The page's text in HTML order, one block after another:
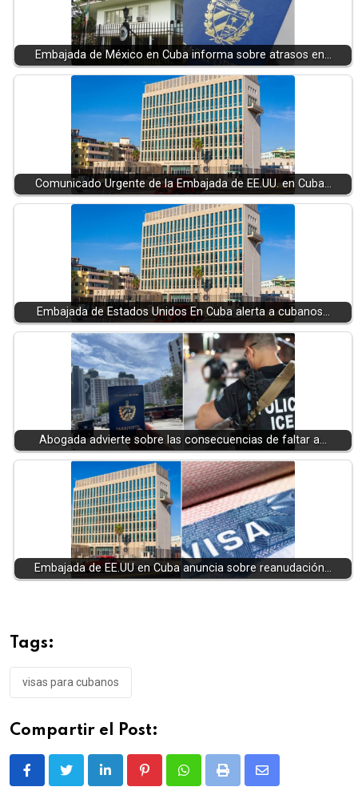
Embajada de México en Cuba informa sobre atrasos en…
Comunicado Urgente de la Embajada de EE.UU. en Cuba…
Embajada de Estados Unidos En Cuba alerta a cubanos…
Abogada advierte sobre las consecuencias de faltar a…
Embajada de EE.UU en Cuba anuncia sobre reanudación…
Tags:
visas para cubanos
Compartir el Post:
LinkedIn PinterestWhatsappPrint
Share